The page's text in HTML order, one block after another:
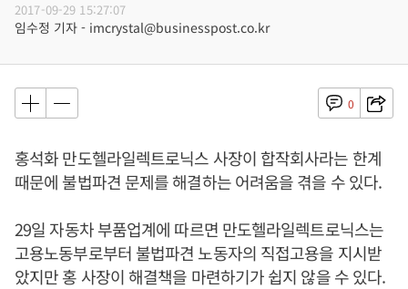
2017-09-29 15:27:07
임수정 기자 - imcrystal@businesspost.co.kr
0
홍석화 만도헬라일렉트로닉스 사장이 합작회사라는 한계
때문에 불법파견 문제를 해결하는 어려움을 겪을 수 있다.
29일 자동차 부품업계에 따르면 만도헬라일렉트로닉스는
고용노동부로부터 불법파견 노동자의 직접고용을 지시받
았지만 홍 사장이 해결책을 마련하기가 쉽지 않을 수 있다.